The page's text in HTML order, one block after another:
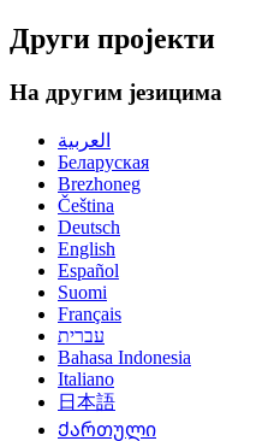
Други пројекти
На другим језицима
العربية
Беларуская
Brezhoneg
Čeština
Deutsch
English
Español
Suomi
Français
עברית
Bahasa Indonesia
Italiano
日本語
Ქართული